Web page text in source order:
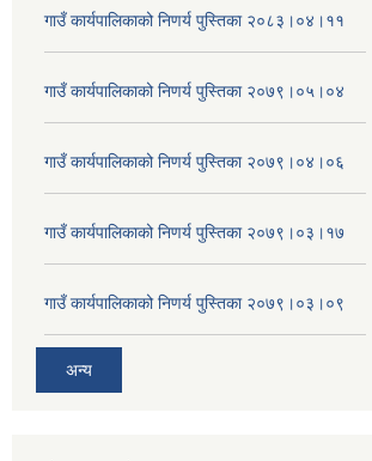
गाउँ कार्यपालिकाको निणर्य पुस्तिका २०८३।०४।११
गाउँ कार्यपालिकाको निणर्य पुस्तिका २०७९।०५।०४
गाउँ कार्यपालिकाको निणर्य पुस्तिका २०७९।०४।०६
गाउँ कार्यपालिकाको निणर्य पुस्तिका २०७९।०३।१७
गाउँ कार्यपालिकाको निणर्य पुस्तिका २०७९।०३।०९
अन्य